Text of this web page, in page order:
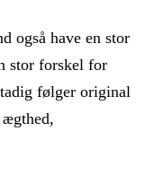
også have en stor
stor forskel for
følger original